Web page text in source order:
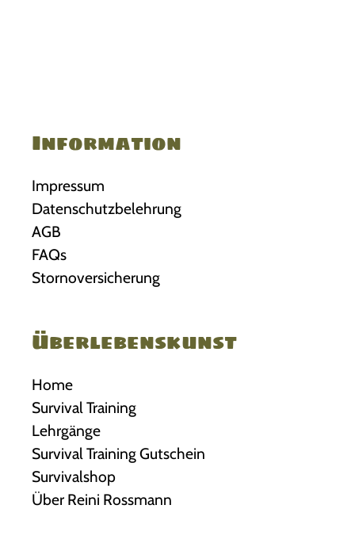
Information
Impressum
Datenschutzbelehrung
AGB
FAQs
Stornoversicherung
Überlebenskunst
Home
Survival Training
Lehrgänge
Survival Training Gutschein
Survivalshop
Über Reini Rossmann